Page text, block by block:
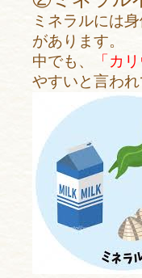
ミネラルには
があります。
中でも、
「カ
やすいと言われ